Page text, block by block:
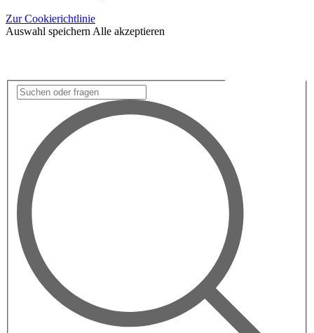
Zur Cookierichtlinie
Auswahl speichern Alle akzeptieren